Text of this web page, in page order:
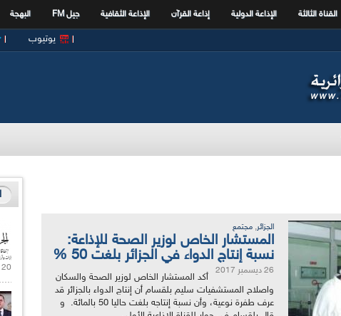
القناة الثالثة الإذاعة الدولية إذاعة القرآن الإذاعة الثقافية جيل FM البهجة
يوتيوب
الجزائر, مجتمع
المستشار الخاص لوزير الصحة للإذاعة:
نسبة إنتاج الدواء في الجزائر بلغت 50 %
26 ديسمبر 2017
أكد المستشار الخاص لوزير الصحة والسكان
واصلاح المستشفيات سليم بلقسام أن إنتاج الدواء بالجزائر قد
عرف طفرة نوعية، وأن نسبة إنتاجه بلغت حاليا 50 بالمائة. و
20 أبريل 2021 |